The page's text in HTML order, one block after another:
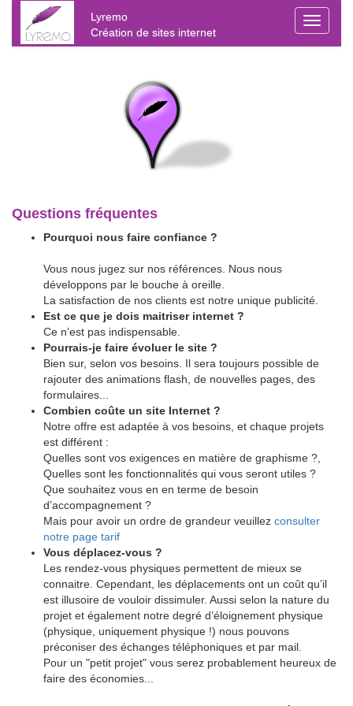
Toggle
Lyremo
Création de sites internet
Questions fréquentes
Pourquoi nous faire confiance ?
Vous nous jugez sur nos références. Nous nous
développons par le bouche à oreille.
La satisfaction de nos clients est notre unique publicité.
Est ce que je dois maitriser internet ?
Ce n’est pas indispensable.
Pourrais-je faire évoluer le site ?
Bien sur, selon vos besoins. Il sera toujours possible de
rajouter des animations flash, de nouvelles pages, des
formulaires...
Combien coûte un site Internet ?
Notre offre est adaptée à vos besoins, et chaque projets
est différent :
Quelles sont vos exigences en matière de graphisme ?,
Quelles sont les fonctionnalités qui vous seront utiles ?
Que souhaitez vous en en terme de besoin
d’accompagnement ?
Mais pour avoir un ordre de grandeur veuillez consulter
notre page tarif
Vous déplacez-vous ?
Les rendez-vous physiques permettent de mieux se
connaitre. Cependant, les déplacements ont un coût qu’il
est illusoire de vouloir dissimuler. Aussi selon la nature du
projet et également notre degré d’éloignement physique
(physique, uniquement physique !) nous pouvons
préconiser des échanges téléphoniques et par mail.
Pour un "petit projet" vous serez probablement heureux de
faire des économies...